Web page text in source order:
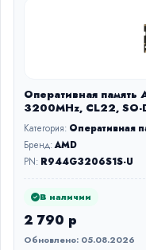
Оперативная память
3200MHz, CL22, SO-
Категория: Оперативная
Бренд:AMD
PN: R944G3206S1S-U
В наличии
2 790 р
Обновлено: 05.08.2026